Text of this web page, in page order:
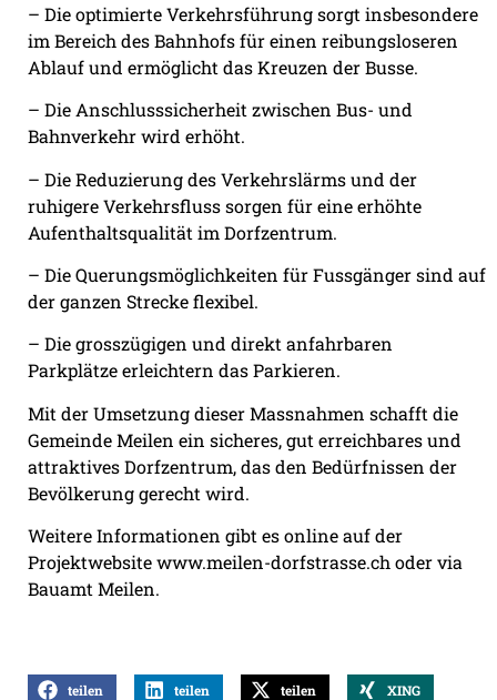
– Die optimierte Verkehrsführung sorgt insbesondere
im Bereich des Bahnhofs für einen reibungsloseren
Ablauf und ermöglicht das Kreuzen der Busse.
– Die Anschlusssicherheit zwischen Bus- und
Bahnverkehr wird erhöht.
– Die Reduzierung des Verkehrslärms und der
ruhigere Verkehrsfluss sorgen für eine erhöhte
Aufenthaltsqualität im Dorfzentrum.
– Die Querungsmöglichkeiten für Fussgänger sind auf
der ganzen Strecke flexibel.
– Die grosszügigen und direkt anfahrbaren
Parkplätze erleichtern das Parkieren.
Mit der Umsetzung dieser Massnahmen schafft die
Gemeinde Meilen ein sicheres, gut erreichbares und
attraktives Dorfzentrum, das den Bedürfnissen der
Bevölkerung gerecht wird.
Weitere Informationen gibt es online auf der
Projektwebsite www.meilen-dorfstrasse.ch oder via
Bauamt Meilen.
teilen teilen teilen
XING